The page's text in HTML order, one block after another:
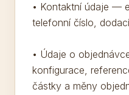
• Kontaktní údaje —
telefonní číslo,
• Údaje o
konfigurace,
částky a měny